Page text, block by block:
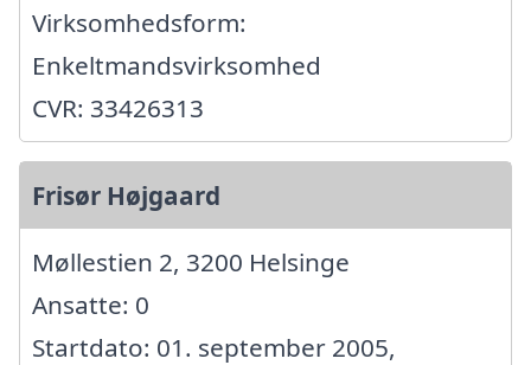
Virksomhedsform:
Enkeltmandsvirksomhed
CVR: 33426313
Frisør Højgaard
Møllestien 2, 3200 Helsinge
Ansatte: 0
Startdato: 01. september 2005,